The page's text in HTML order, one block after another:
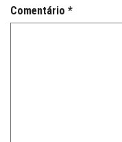
Comentário *